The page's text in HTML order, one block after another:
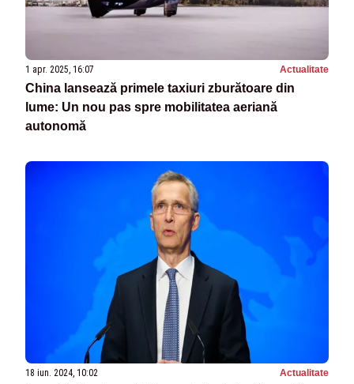
1 apr. 2025, 16:07 Actualitate
China lansează primele taxiuri zburătoare din
lume: Un nou pas spre mobilitatea aeriană
autonomă
18 iun. 2024, 10:02 Actualitate